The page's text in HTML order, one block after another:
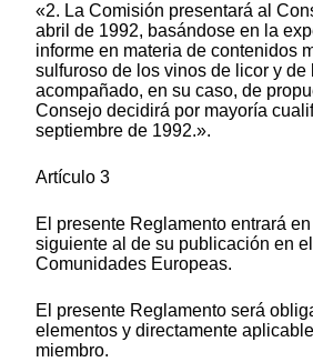
«2. La Comisión presentará al
abril de 1992, basándose en la
informe en materia de contenidos
sulfuroso de los vinos de licor y de
acompañado, en su caso, de
Consejo decidirá por mayoría
septiembre de 1992.».
Artículo 3
El presente Reglamento entrará
siguiente al de su publicación en
Comunidades Europeas.
El presente Reglamento será
elementos y directamente
miembro.